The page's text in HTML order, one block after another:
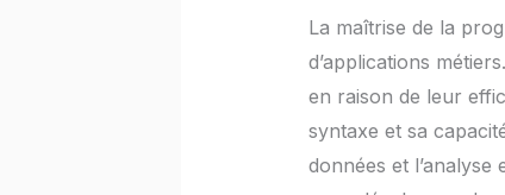
La maîtrise de la
d’applications
en raison de leur
syntaxe et sa
données et